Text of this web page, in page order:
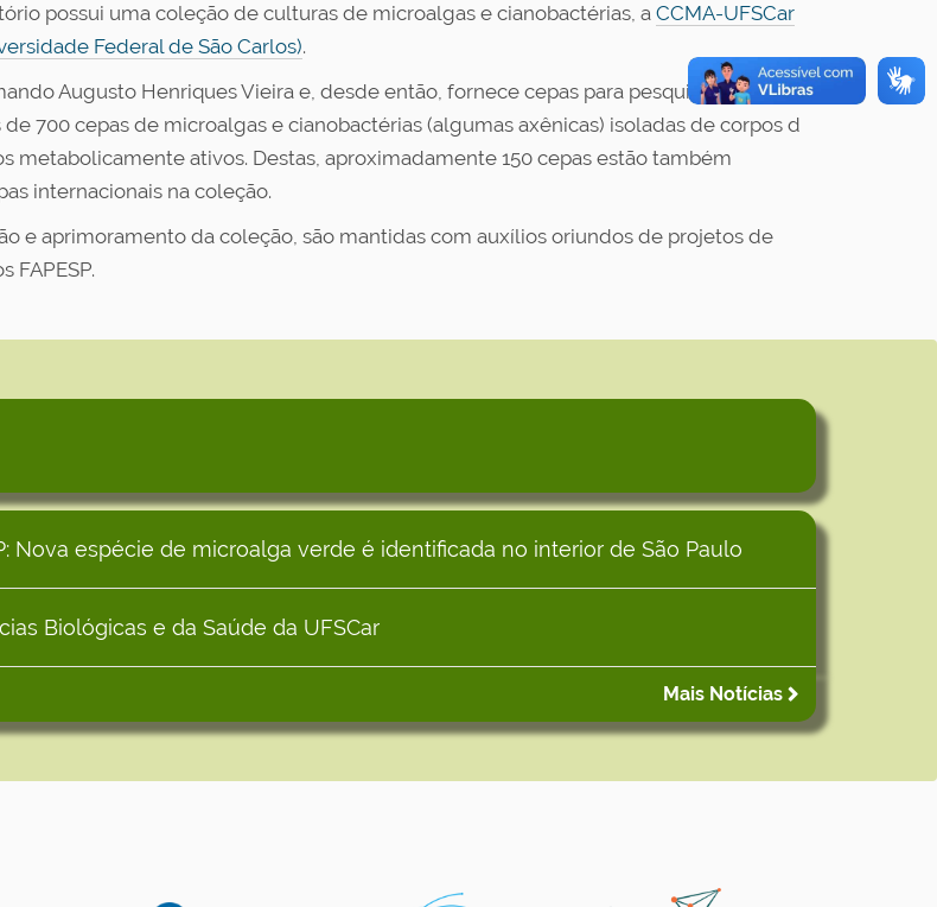
possui uma coleção de culturas de microalgas e cianobactérias, a CCMA-UFSCar
Federal de São Carlos).
Augusto Henriques Vieira e, desde então, fornece cepas para pesquisa e ensino
700 cepas de microalgas e cianobactérias (algumas axênicas) isoladas de corpos d
metabolicamente ativos. Destas, aproximadamente 150 cepas estão também
internacionais na coleção.
e aprimoramento da coleção, são mantidas com auxílios oriundos de projetos de
FAPESP.
Nova espécie de microalga verde é identificada no interior de São Paulo
Biológicas e da Saúde da UFSCar
Mais Notícias